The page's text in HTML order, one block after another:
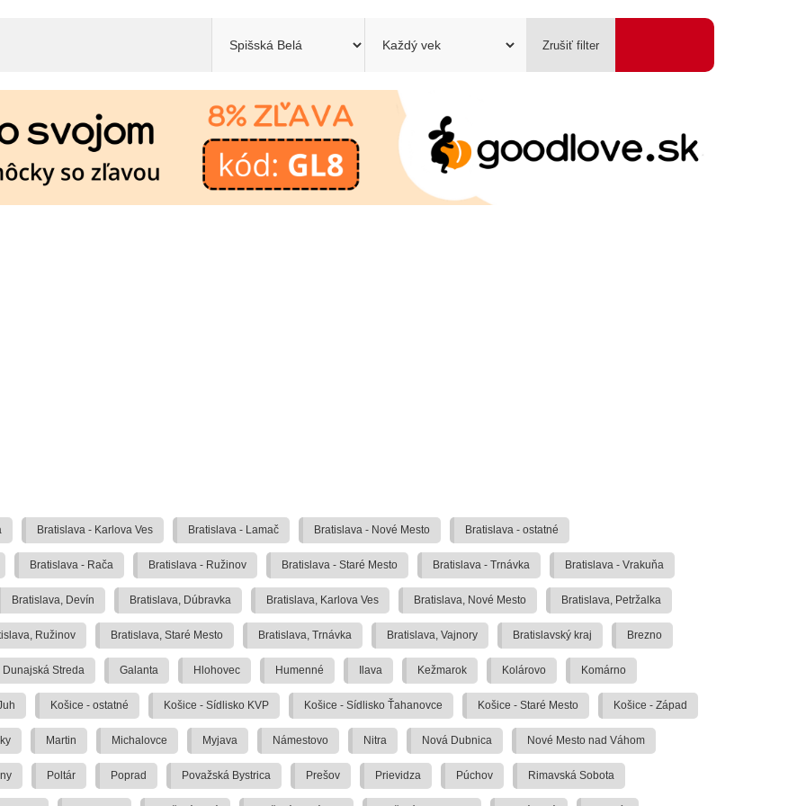
Zrušiť filter
Bratislava - Karlova Ves Bratislava - Lamač Bratislava - Nové Mesto Bratislava - ostatné
Bratislava - Rača Bratislava - Ružinov Bratislava - Staré Mesto Bratislava - Trnávka Bratislava - Vrakuňa
Bratislava, Devín Bratislava, Dúbravka Bratislava, Karlova Ves Bratislava, Nové Mesto Bratislava, Petržalka
Ružinov Bratislava, Staré Mesto Bratislava, Trnávka Bratislava, Vajnory Bratislavský kraj Brezno
Dunajská Streda Galanta Hlohovec Humenné Ilava Kežmarok Kolárovo Komárno
Košice - ostatné Košice - Sídlisko KVP Košice - Sídlisko Ťahanovce Košice - Staré Mesto Košice - Západ
Martin Michalovce Myjava Námestovo Nitra Nová Dubnica Nové Mesto nad Váhom
Poltár Poprad Považská Bystrica Prešov Prievidza Púchov Rimavská Sobota